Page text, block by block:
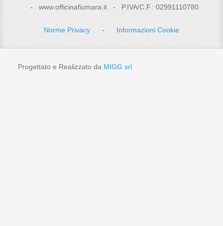
- www.officinafiumara.it - P.IVA/C.F.: 02991110780
Norme Privacy - Informazioni Cookie
Progettato e Realizzato da MIGG srl